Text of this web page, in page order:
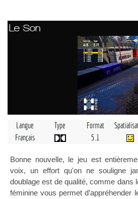
Le Son
Langue Type Format
Français
5.1
Bonne nouvelle, le jeu est
voix, un effort qu'on ne souligne
doublage est de qualité, comme dans
féminine vous permet d’appréhender